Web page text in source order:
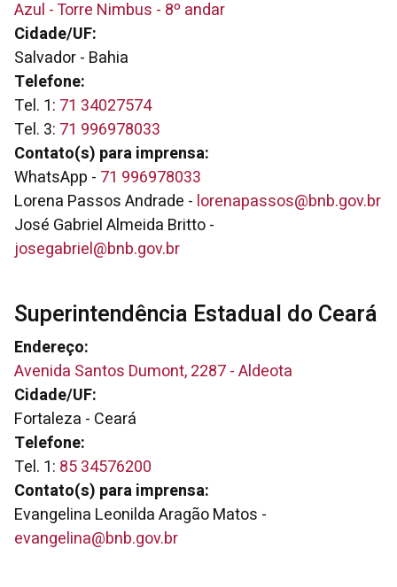
Azul - Torre Nimbus - 8º andar
Cidade/UF:
Salvador - Bahia
Telefone:
Tel. 1: 71 34027574
Tel. 3: 71 996978033
Contato(s) para imprensa:
WhatsApp - 71 996978033
Lorena Passos Andrade - lorenapassos@bnb.gov.br
José Gabriel Almeida Britto -
josegabriel@bnb.gov.br
Superintendência Estadual do Ceará
Endereço:
Avenida Santos Dumont, 2287 - Aldeota
Cidade/UF:
Fortaleza - Ceará
Telefone:
Tel. 1: 85 34576200
Contato(s) para imprensa:
Evangelina Leonilda Aragão Matos -
evangelina@bnb.gov.br